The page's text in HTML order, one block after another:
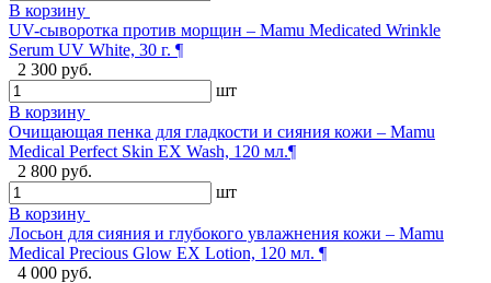
В корзину
UV-сыворотка против морщин – Mamu Medicated Wrinkle
Serum UV White, 30 г. ¶
2 300 руб.
шт
В корзину
Очищающая пенка для гладкости и сияния кожи – Mamu
Medical Perfect Skin EX Wash, 120 мл.¶
2 800 руб.
шт
В корзину
Лосьон для сияния и глубокого увлажнения кожи – Mamu
Medical Precious Glow EX Lotion, 120 мл. ¶
4 000 руб.